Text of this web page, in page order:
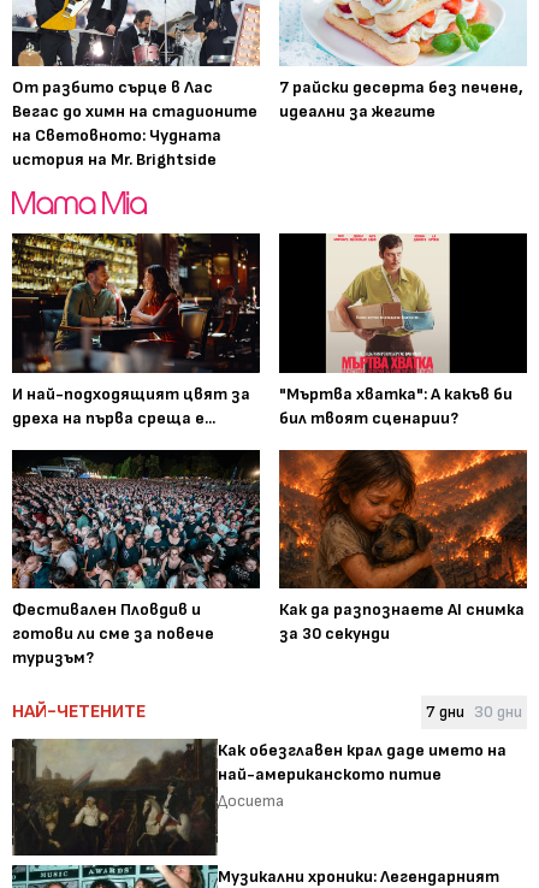
От разбито сърце в Лас
Вегас до химн на стадионите
на Световното: Чудната
история на Mr. Brightside
7 райски десерта без печене,
идеални за жегите
И най-подходящият цвят за
дреха на първа среща е...
"Мъртва хватка": А какъв би
бил твоят сценарии?
Фестивален Пловдив и
готови ли сме за повече
туризъм?
Как да разпознаете AI снимка
за 30 секунди
НАЙ-ЧЕТЕНИТЕ 7 дни 30 дни
Как обезглавен крал даде името на
най-американското питие
Досиета
Музикални хроники: Легендарният